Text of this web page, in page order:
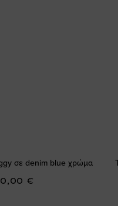
σε denim blue χρώμα
€